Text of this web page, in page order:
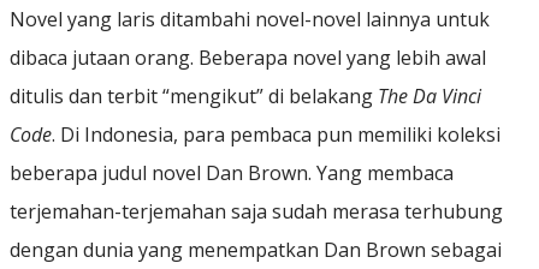
Novel yang laris ditambahi novel-novel lainnya untuk
dibaca jutaan orang. Beberapa novel yang lebih awal
ditulis dan terbit “mengikut” di belakang The Da Vinci
Code. Di Indonesia, para pembaca pun memiliki koleksi
beberapa judul novel Dan Brown. Yang membaca
terjemahan-terjemahan saja sudah merasa terhubung
dengan dunia yang menempatkan Dan Brown sebagai